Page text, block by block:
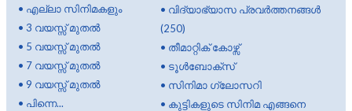
• എല്ലാ സിനിമകളും
• 3 വയസ്സ് മുതൽ
• 5 വയസ്സ് മുതൽ
• 7 വയസ്സ് മുതൽ
• 9 വയസ്സ് മുതൽ
• പിന്നെ...
• വിദ്യാഭ്യാസ പ്രവർത്തനങ്ങൾ
(250)
• തീമാറ്റിക് കോഴ്സ്
• ടൂൾബോക്സ്
• സിനിമാ ഗ്ലോസറി
• കുട്ടികളുടെ സിനിമ എങ്ങനെ